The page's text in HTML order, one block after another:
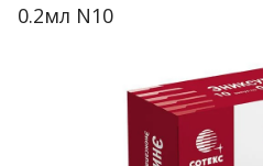
0.2мл N10